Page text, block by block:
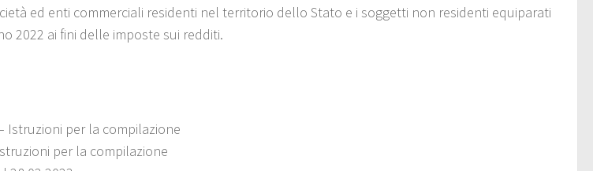
ed enti commerciali residenti nel territorio dello Stato e i soggetti non residenti equiparati
2022 ai fini delle imposte sui redditi.
Istruzioni per la compilazione
per la compilazione